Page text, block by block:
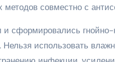
методов совместно с
и сформировались
использовать